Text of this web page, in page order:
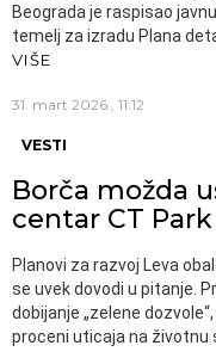
Beograda je raspisao
temelj za izradu Plana
VIŠE
31. mart 2026., 11:12
VESTI
Borča možda
centar CT
Planovi za razvoj Leva
se uvek dovodi u pitanje.
dobijanje „zelene
proceni uticaja na životnu